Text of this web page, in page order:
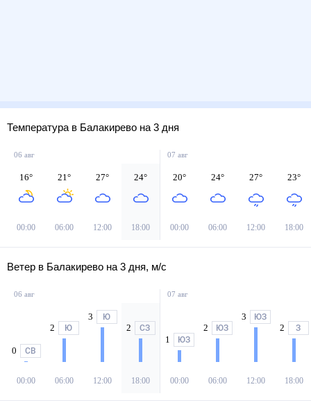
Температура в Балакирево на 3 дня
06 авг
16°
00:00
21°
06:00
27°
12:00
24°
18:00
07 авг
20°
00:00
24°
06:00
27°
12:00
23°
18:00
Ветер в Балакирево на 3 дня, м/с
06 авг
0 СВ
00:00
2 Ю
06:00
3 Ю
12:00
2 СЗ
18:00
07 авг
1 ЮЗ
00:00
2 ЮЗ
06:00
3 ЮЗ
12:00
2 З
18:00